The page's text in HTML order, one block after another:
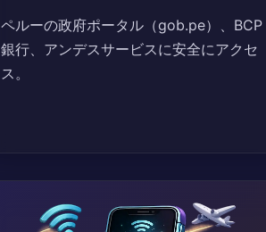
ペルーの政府ポータル（gob.pe）、BCP
銀行、アンデスサービスに安全にアクセ
ス。